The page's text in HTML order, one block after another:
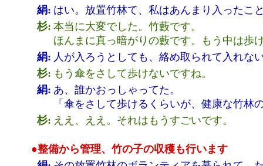
絹: はい。放置竹林て、私はあんまり入ったこ
杉: 本当に大変でした。竹藪です。
ほんまに真っ暗がりの藪です。もう中は歩
絹: 人が入ろうとしても、絡め取られて入れな
杉: もう傘をさして歩けないですね。
絹: あ、誰かおっしゃってた。
「傘をさして歩けるくらいが、健康な竹
杉: ええ、ええ。それはもうすごいです。
●整備から管理、竹の子の収穫も行います